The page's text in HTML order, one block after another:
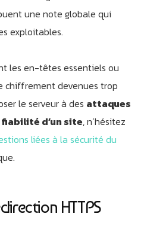
une note globale qui
exploitables.
les en-têtes essentiels ou
chiffrement devenues trop
le serveur à des attaques
fiabilité d’un site, n’hésitez
liées à la sécurité du
HTTPS
solution pour votre